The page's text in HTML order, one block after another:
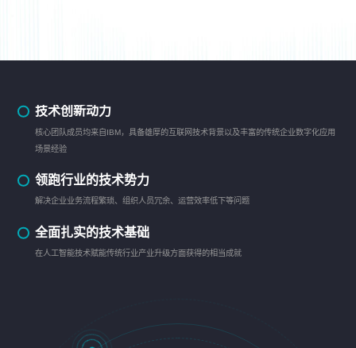
技术创新动力
核心团队成员均来自IBM，具备雄厚的互联网技术背景以及丰富的传统企业数字化应用
场景经验
领跑行业的技术势力
解决企业业务流程繁琐、组织人员冗余、运营效率低下等问题
全面扎实的技术基础
在人工智能技术赋能传统行业产业升级方面获得的相当成就